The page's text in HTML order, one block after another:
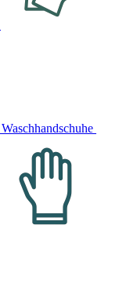
Waschhandschuhe